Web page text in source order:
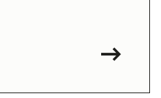
arrow_right_alt